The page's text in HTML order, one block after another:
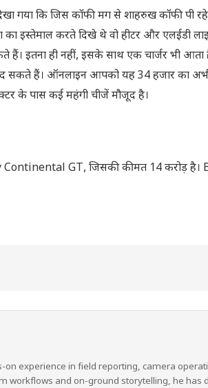
गया कि जिस कॉफी मग से शाहरुख कॉफी पी
इस्तेमाल करते दिखे थे वो हीटर और एलईडी
ही नहीं, इसके साथ एक चार्जर भी आता
सकते हैं। ऑनलाइन आपको यह 34 हजार का अभी
के पास कई महंगी चीजें मौजूद है।
Continental GT, जिसकी कीमत 14 करोड़
experience in field reporting, camera
workflows and on-ground storytelling, he has